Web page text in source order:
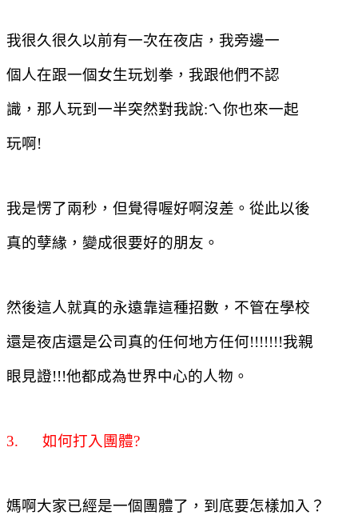
我很久很久以前有一次在夜店，我旁邊一
個人在跟一個女生玩划拳，我跟他們不認
識，那人玩到一半突然對我說:ㄟ你也來一起
玩啊!
我是愣了兩秒，但覺得喔好啊沒差。從此以後
真的孽緣，變成很要好的朋友。
然後這人就真的永遠靠這種招數，不管在學校
還是夜店還是公司真的任何地方任何!!!!!!!我親
眼見證!!!他都成為世界中心的人物。
3. 如何打入團體?
媽啊大家已經是一個團體了，到底要怎樣加入？